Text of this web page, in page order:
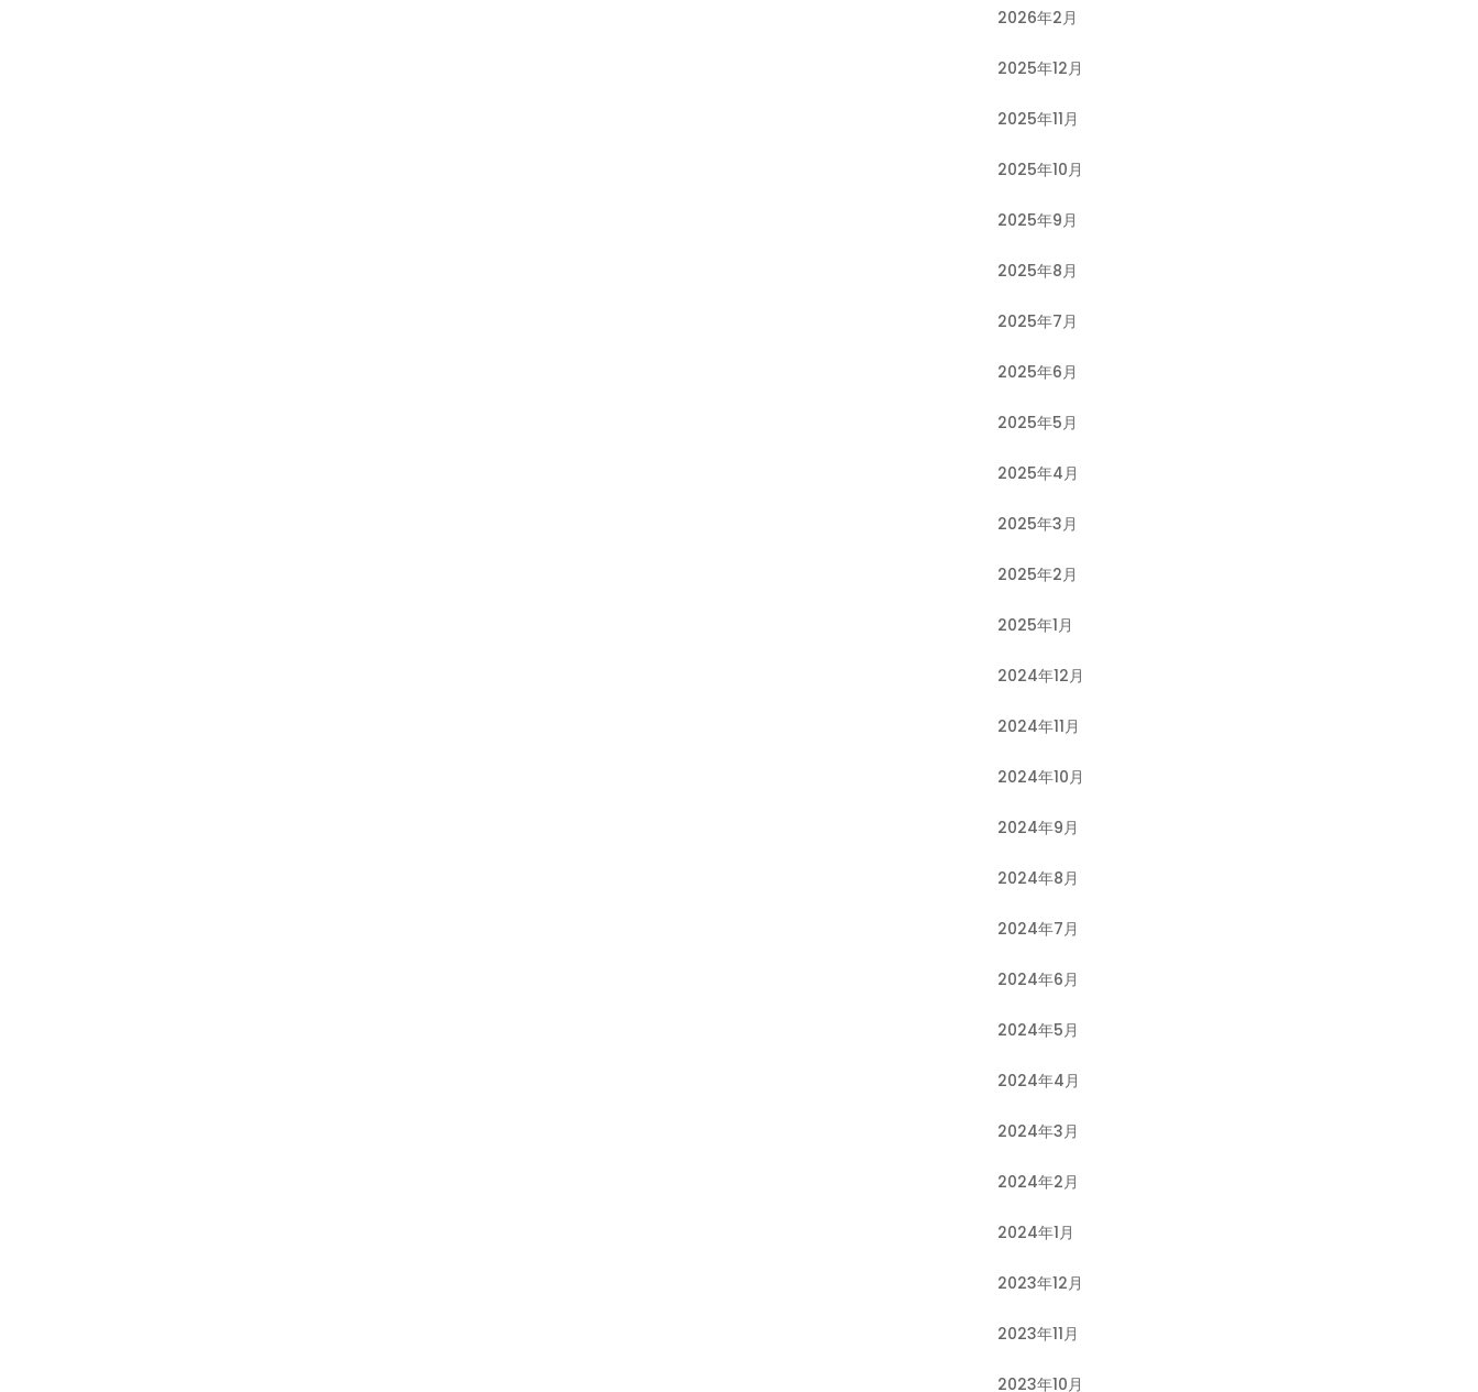
2026年2月
2025年12月
2025年11月
2025年10月
2025年9月
2025年8月
2025年7月
2025年6月
2025年5月
2025年4月
2025年3月
2025年2月
2025年1月
2024年12月
2024年11月
2024年10月
2024年9月
2024年8月
2024年7月
2024年6月
2024年5月
2024年4月
2024年3月
2024年2月
2024年1月
2023年12月
2023年11月
2023年10月